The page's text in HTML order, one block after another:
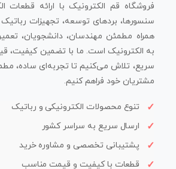
فروشگاه قم الکترونیک با ارائه قطعات
سنسورها، بردهای توسعه، تجهیزات
همراه مطمئن مهندسان، دانشجویان،
به الکترونیک است. ما با تضمین کیفیت،
سریع، تلاش می‌کنیم تا تجربه‌ای ساده،
مشتریان خود فراهم کنیم.
تنوع محصولات الکترونیکی و رباتیک
ارسال سریع به سراسر کشور
پشتیبانی تخصصی و مشاوره خرید
قطعات با کیفیت و قیمت مناسب